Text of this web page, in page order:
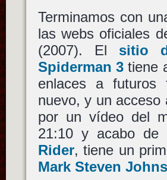
Terminamos con
las webs oficiales
(2007). El sitio
Spiderman 3tiene
enlaces a futuros
nuevo, y un acceso
por un vídeo del
21:10 y acabo de
Rider, tiene un
Mark Steven